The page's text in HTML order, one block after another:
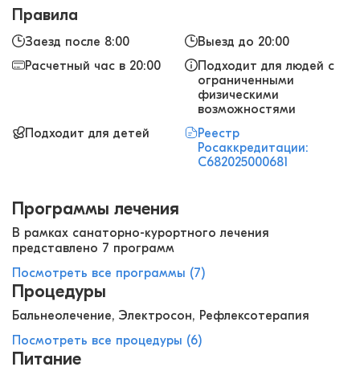
Правила
Заезд после 8:00
Выезд до 20:00
Расчетный час в 20:00
Подходит для людей с
ограниченными
физическими
возможностями
Подходит для детей
Реестр
Росаккредитации:
С682025000681
Программы лечения
В рамках санаторно-курортного лечения
представлено 7 программ
Посмотреть все программы (7)
Процедуры
Бальнеолечение, Электросон, Рефлексотерапия
Посмотреть все процедуры (6)
Питание